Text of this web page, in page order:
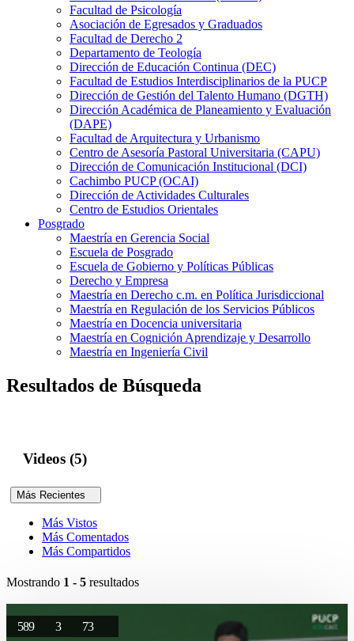
Facultad de Psicología
Asociación de Egresados y Graduados
Facultad de Derecho 2
Departamento de Teología
Dirección de Educación Continua (DEC)
Facultad de Estudios Interdisciplinarios de la PUCP
Dirección de Gestión del Talento Humano (DGTH)
Dirección Académica de Planeamiento y Evaluación
(DAPE)
Facultad de Arquitectura y Urbanismo
Centro de Asesoría Pastoral Universitaria (CAPU)
Dirección de Comunicación Institucional (DCI)
Cachimbo PUCP (OCAI)
Dirección de Actividades Culturales
Centro de Estudios Orientales
Posgrado
Maestría en Gerencia Social
Escuela de Posgrado
Escuela de Gobierno y Políticas Públicas
Derecho y Empresa
Maestría en Derecho c.m. en Política Jurisdiccional
Maestría en Regulación de los Servicios Públicos
Maestría en Docencia universitaria
Maestría en Cognición Aprendizaje y Desarrollo
Maestría en Ingeniería Civil
Resultados de Búsqueda
Videos (5)
Más Recientes
Más Vistos
Más Comentados
Más Compartidos
Mostrando 1 - 5 resultados
589 3 73